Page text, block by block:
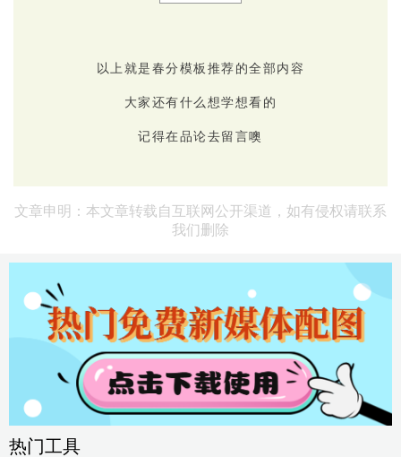
以上就是春分模板推荐的全部内容
大家还有什么想学想看的
记得在品论去留言噢
文章申明：本文章转载自互联网公开渠道，如有侵权请联系
我们删除
热门工具